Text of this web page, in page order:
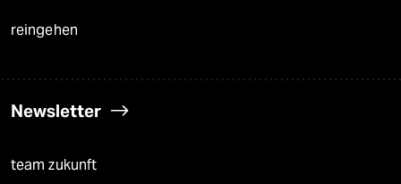
reingehen
Newsletter
team zukunft